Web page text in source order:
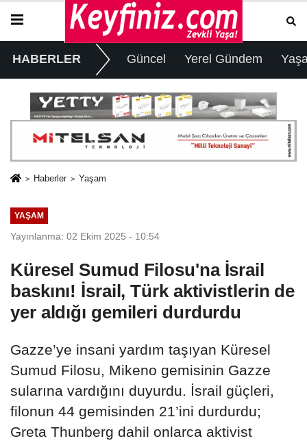
HABERLER Güncel Yerel Gündem
Haberler Yaşam
YAŞAM
Yayınlanma: 02 Ekim 2025 - 10:54
Küresel Sumud Filosu'na İsrail
baskını! İsrail, Türk aktivistlerin de
yer aldığı gemileri durdurdu
Gazze’ye insani yardım taşıyan Küresel
Sumud Filosu, Mikeno gemisinin Gazze
sularına vardığını duyurdu. İsrail güçleri,
filonun 44 gemisinden 21’ini durdurdu;
Greta Thunberg dahil onlarca aktivist